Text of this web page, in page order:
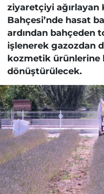
ziyaretçiyi ağırlayan
Bahçesi’nde hasat
ardından bahçeden
işlenerek gazozdan
kozmetik ürünlerine
dönüştürülecek.